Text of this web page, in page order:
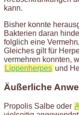
kann.
Bisher konnte
Bakterien daran
folglich eine
Gleiches gilt für
vermehren konnten,
Lippenherpes und
Äußerliche
Propolis Salbe oder